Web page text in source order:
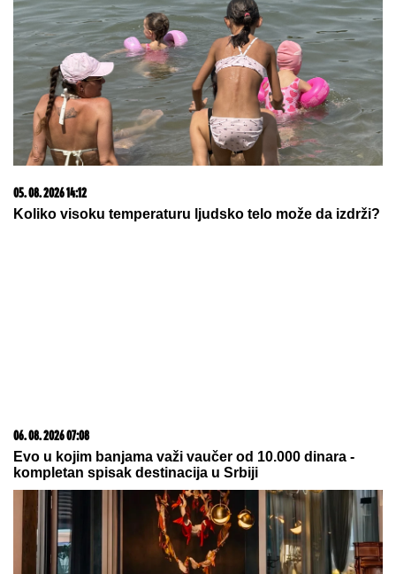
05. 08. 2026 14:12
Koliko visoku temperaturu ljudsko telo može da izdrži?
06. 08. 2026 07:08
Evo u kojim banjama važi vaučer od 10.000 dinara -
kompletan spisak destinacija u Srbiji